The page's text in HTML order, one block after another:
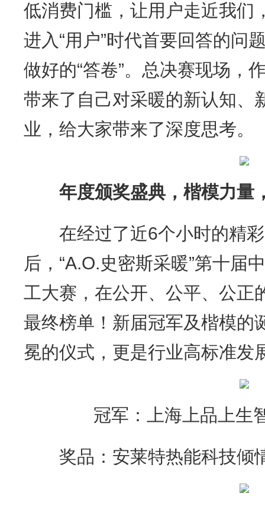
低消费门槛，让用户走近我们
进入“用户”时代首要回答的问
做好的“答卷”。总决赛现场，
带来了自己对采暖的新认知、
业，给大家带来了深度思考。
年度颁奖盛典，楷模力量
在经过了近6个小时的精彩
后，“A.O.史密斯采暖”第十届
工大赛，在公开、公平、公正
最终榜单！新届冠军及楷模的
冕的仪式，更是行业高标准发
冠军：上海上品上生
奖品：安莱特热能科技倾